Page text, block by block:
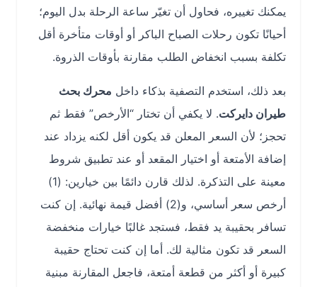
يمكنك تغييره، فحاول أن تغيّر ساعة الرحلة بدل اليوم؛
أحيانًا تكون رحلات الصباح الباكر أو أوقات متأخرة أقل
تكلفة بسبب انخفاض الطلب مقارنة بأوقات الذروة.
بعد ذلك، استخدم التصفية بذكاء داخل محرك بحث
طيران دايركت. لا يكفي أن تختار “الأرخص” فقط ثم
تحجز؛ لأن السعر المعلن قد يكون أقل لكنه يزداد عند
إضافة الأمتعة أو اختيار المقعد أو عند تطبيق شروط
معينة على التذكرة. لذلك قارن دائمًا بين خيارين: (1)
أرخص سعر أساسي، و(2) أفضل قيمة نهائية. إن كنت
تسافر بحقيبة يد فقط، فستجد غالبًا خيارات منخفضة
السعر قد تكون مثالية لك. أما إن كنت تحتاج حقيبة
كبيرة أو أكثر من قطعة أمتعة، فاجعل المقارنة مبنية